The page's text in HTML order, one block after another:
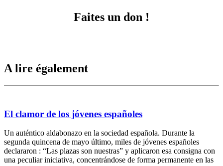
Faites un don !
A lire également
El clamor de los jóvenes españoles
Un auténtico aldabonazo en la sociedad española. Durante la
segunda quincena de mayo último, miles de jóvenes españoles
declararon : “Las plazas son nuestras” y aplicaron esa consigna con
una peculiar iniciativa, concentrándose de forma permanente en las